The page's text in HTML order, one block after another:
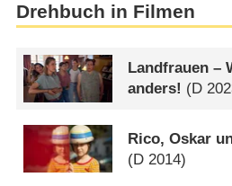
Drehbuch in Filmen
Landfrauen –
anders! (D
Rico, Oskar
(D 2014)